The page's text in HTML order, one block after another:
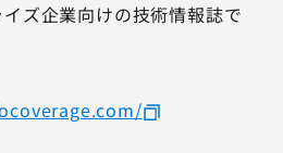
ズ企業向けの技術情報誌で